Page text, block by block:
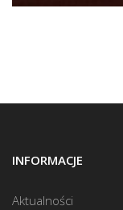
INFORMACJE
Aktualności